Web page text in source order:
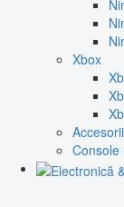
Xbox
Console